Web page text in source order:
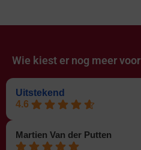
Wie kiest er nog meer voor
Uitstekend
4.6
Martien Van der Putten